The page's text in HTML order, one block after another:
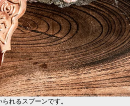
れるスプーンです。